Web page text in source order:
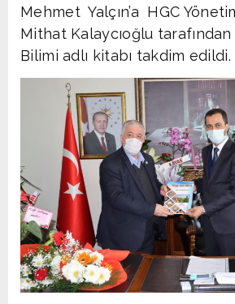
Mehmet Yalçın’a HGC
Mithat Kalaycıoğlu
Bilimi adlı kitabı takdim edildi.